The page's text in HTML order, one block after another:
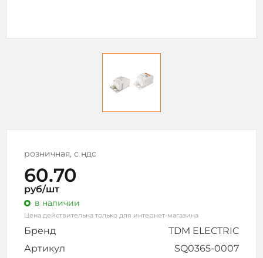
розничная, с ндс
60.70
руб/шт
в наличии
Цена действительна только для интернет-магазина
Бренд
TDM ELECTRIC
Артикул
SQ0365-0007